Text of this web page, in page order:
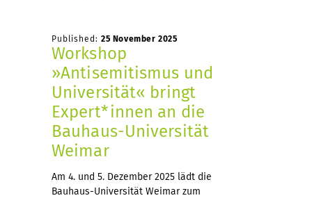
Published: 25 November 2025
Workshop
»Antisemitismus und
Universität« bringt
Expert*innen an die
Bauhaus-Universität
Weimar
Am 4. und 5. Dezember 2025 lädt die
Bauhaus-Universität Weimar zum